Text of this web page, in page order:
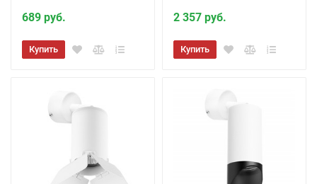
689 руб.
Купить
2 357 руб.
Купить